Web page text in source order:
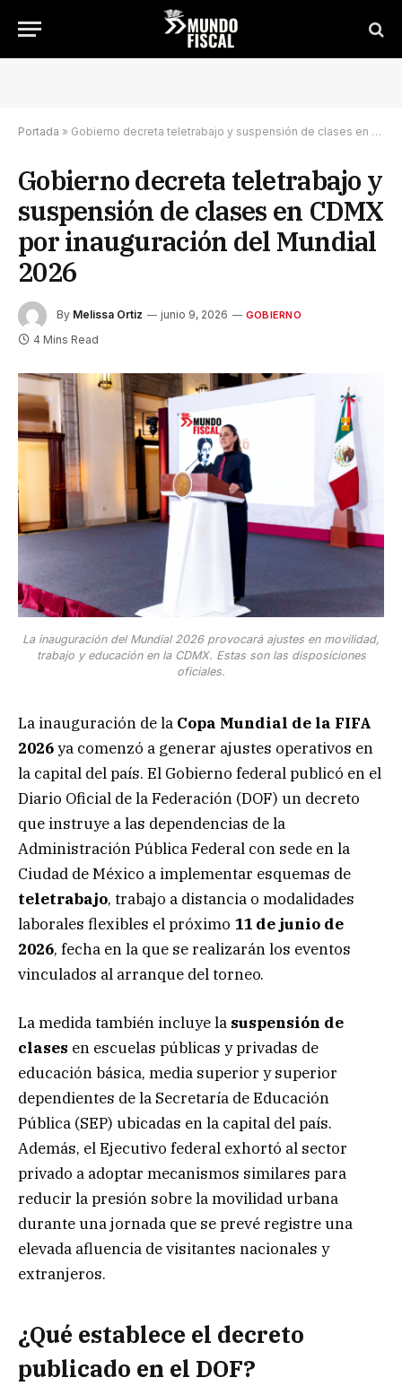
Portada » Gobierno decreta teletrabajo y suspensión de clases en CDMX por inauguración del Mundial 2026
Gobierno decreta teletrabajo y
suspensión de clases en CDMX
por inauguración del Mundial
2026
By Melissa Ortiz junio 9, 2026 GOBIERNO
4 Mins Read
La inauguración del Mundial 2026 provocará ajustes en movilidad,
trabajo y educación en la CDMX. Estas son las disposiciones
oficiales.
La inauguración de la Copa Mundial de la FIFA
2026ya comenzó a generar ajustes operativos en
la capital del país. El Gobierno federal publicó en el
Diario Oficial de la Federación (DOF) un decreto
que instruye a las dependencias de la
Administración Pública Federal con sede en la
Ciudad de México a implementar esquemas de
teletrabajo, trabajo a distancia o modalidades
laborales flexibles el próximo 11 de junio de
2026, fecha en la que se realizarán los eventos
vinculados al arranque del torneo.
La medida también incluye la suspensión de
clases en escuelas públicas y privadas de
educación básica, media superior y superior
dependientes de la Secretaría de Educación
Pública (SEP) ubicadas en la capital del país.
Además, el Ejecutivo federal exhortó al sector
privado a adoptar mecanismos similares para
reducir la presión sobre la movilidad urbana
durante una jornada que se prevé registre una
elevada afluencia de visitantes nacionales y
extranjeros.
¿Qué establece el decreto
publicado en el DOF?